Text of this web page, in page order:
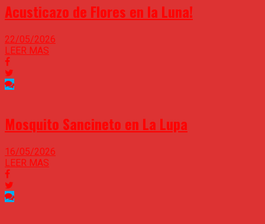
Acusticazo de Flores en la Luna!
22/05/2026
LEER MAS
Mosquito Sancineto en La Lupa
16/05/2026
LEER MAS